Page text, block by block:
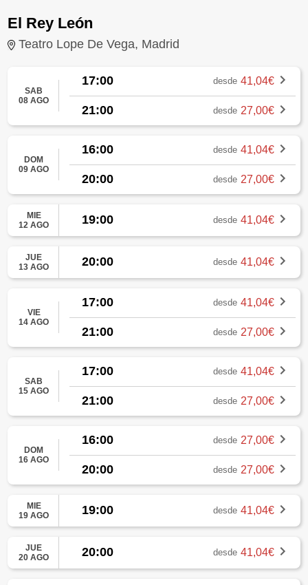
El Rey León
Teatro Lope De Vega, Madrid
SAB
08 AGO
17:00 desde 41,04€
21:00 desde 27,00€
DOM
09 AGO
16:00 desde 41,04€
20:00 desde 27,00€
MIE
12 AGO
19:00 desde 41,04€
JUE
13 AGO
20:00 desde 41,04€
VIE
14 AGO
17:00 desde 41,04€
21:00 desde 27,00€
SAB
15 AGO
17:00 desde 41,04€
21:00 desde 27,00€
DOM
16 AGO
16:00 desde 27,00€
20:00 desde 27,00€
MIE
19 AGO
19:00 desde 41,04€
JUE
20 AGO
20:00 desde 41,04€